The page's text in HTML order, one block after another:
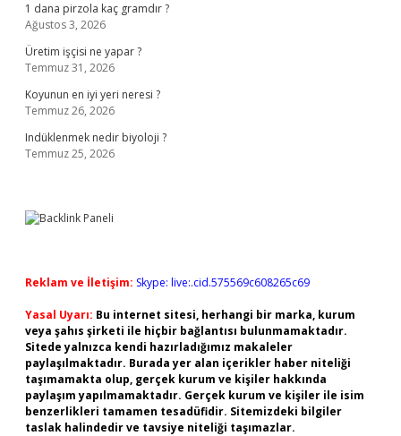
1 dana pirzola kaç gramdır ?
Ağustos 3, 2026
Üretim işçisi ne yapar ?
Temmuz 31, 2026
Koyunun en iyi yeri neresi ?
Temmuz 26, 2026
Indüklenmek nedir biyoloji ?
Temmuz 25, 2026
Reklam ve İletişim: Skype: live:.cid.575569c608265c69
Yasal Uyarı: Bu internet sitesi, herhangi bir marka, kurum
veya şahıs şirketi ile hiçbir bağlantısı bulunmamaktadır.
Sitede yalnızca kendi hazırladığımız makaleler
paylaşılmaktadır. Burada yer alan içerikler haber niteliği
taşımamakta olup, gerçek kurum ve kişiler hakkında
paylaşım yapılmamaktadır. Gerçek kurum ve kişiler ile isim
benzerlikleri tamamen tesadüfidir. Sitemizdeki bilgiler
taslak halindedir ve tavsiye niteliği taşımazlar.